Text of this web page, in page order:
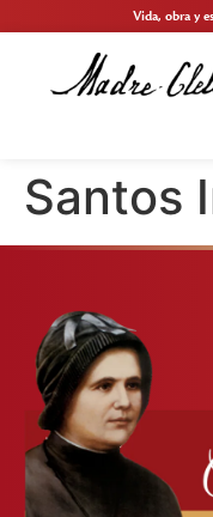
Vida, obra y
Santos